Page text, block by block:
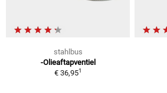
stahlbus
-Olieaftapventiel
€ 36,951